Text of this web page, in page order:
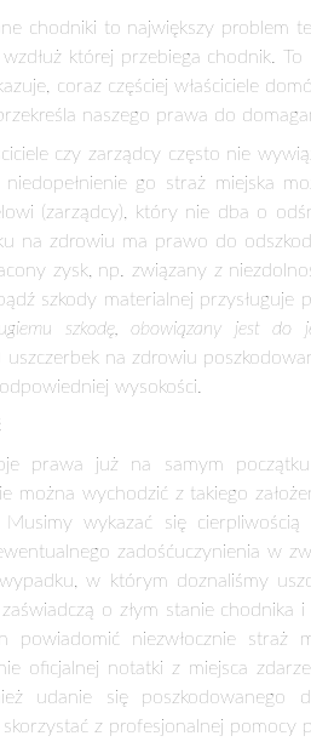
chodniki to największy problem
której przebiega chodnik.
coraz częściej właściciele
naszego prawa do
czy zarządcy często nie
go straż miejska
(zarządcy), który nie dba o
na zdrowiu ma prawo do
zysk, np. związany z
szkody materialnej
szkodę, obowiązany jest do
uszczerbek na zdrowiu
wysokości.
prawa już na samym
można wychodzić z takiego
wykazać się
zadośćuczynienia w
w którym doznaliśmy
o złym stanie
powiadomić niezwłocznie straż
oficjalnej notatki z miejsca
udanie się poszkodowanego
z profesjonalnej